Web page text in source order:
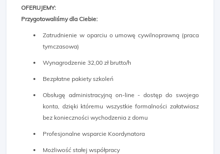
OFERUJEMY:
Przygotowaliśmy dla Ciebie:
Zatrudnienie w oparciu o umowę cywilnoprawną (praca
tymczasowa)
Wynagrodzenie 32,00 zł brutto/h
Bezpłatne pakiety szkoleń
Obsługę administracyjną on-line - dostęp do swojego
konta, dzięki któremu wszystkie formalności załatwiasz
bez konieczności wychodzenia z domu
Profesjonalne wsparcie Koordynatora
Możliwość stałej współpracy